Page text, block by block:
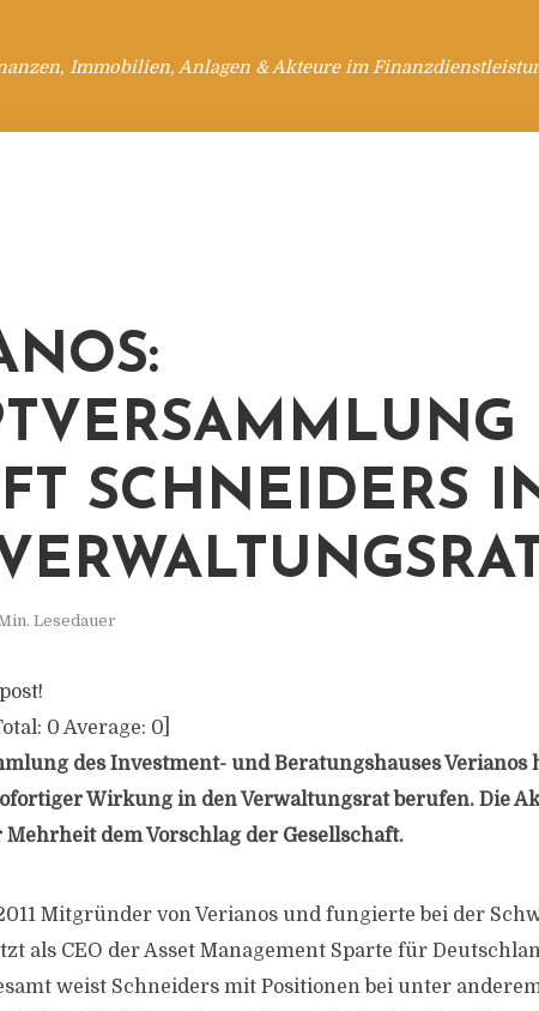
Immobilien, Anlagen & Akteure im
SCHNEIDERS
Lesedauer
0 Average: 0
des Investment- und Beratungshauses Verianos
Wirkung in den Verwaltungsrat berufen. Die
dem Vorschlag der Gesellschaft.
Mitgründer von Verianos und fungierte bei der
als CEO der Asset Management Sparte für
weist Schneiders mit Positionen bei unter